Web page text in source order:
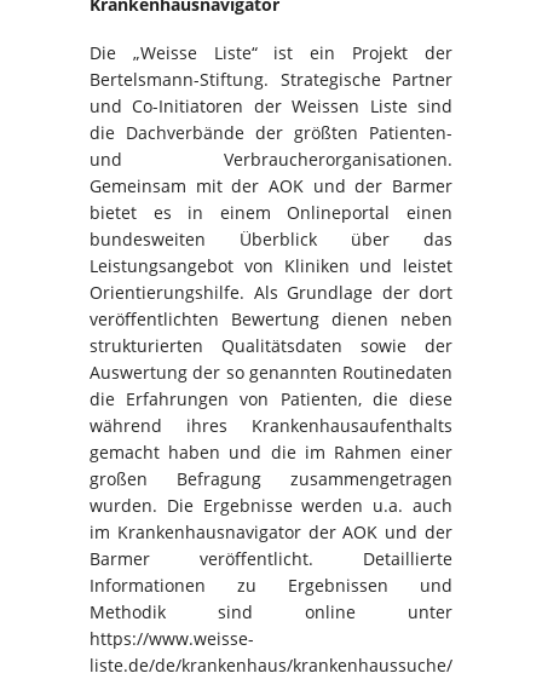
Die „Weisse Liste“ ist ein Projekt der
Bertelsmann-Stiftung. Strategische Partner
und Co-Initiatoren der Weissen Liste sind
die Dachverbände der größten Patienten-
und Verbraucherorganisationen.
Gemeinsam mit der AOK und der Barmer
bietet es in einem Onlineportal einen
bundesweiten Überblick über das
Leistungsangebot von Kliniken und leistet
Orientierungshilfe. Als Grundlage der dort
veröffentlichten Bewertung dienen neben
strukturierten Qualitätsdaten sowie der
Auswertung der so genannten Routinedaten
die Erfahrungen von Patienten, die diese
während ihres Krankenhausaufenthalts
gemacht haben und die im Rahmen einer
großen Befragung zusammengetragen
wurden. Die Ergebnisse werden u.a. auch
im Krankenhausnavigator der AOK und der
Barmer veröffentlicht. Detaillierte
Informationen zu Ergebnissen und
Methodik sind online unter
https://www.weisse-
liste.de/de/krankenhaus/krankenhaussuche/